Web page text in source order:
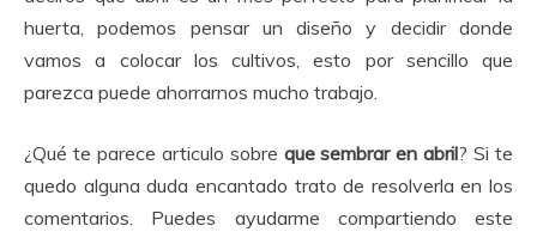
huerta, podemos pensar un diseño y decidir donde
vamos a colocar los cultivos, esto por sencillo que
parezca puede ahorrarnos mucho trabajo.
¿Qué te parece articulo sobre que sembrar en abril? Si te
quedo alguna duda encantado trato de resolverla en los
comentarios. Puedes ayudarme compartiendo este